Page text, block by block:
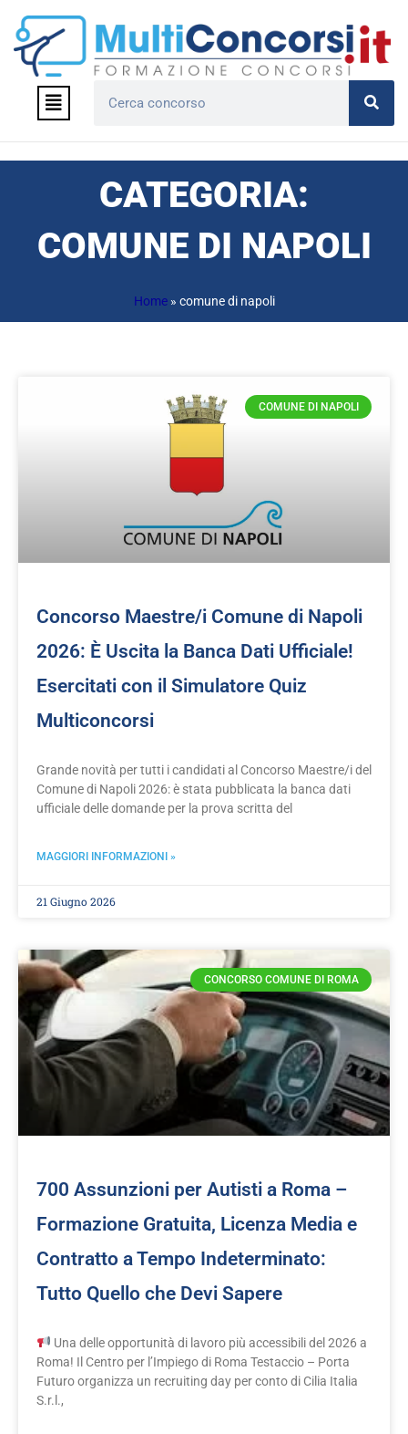
contenuto
Menu
CATEGORIA:
COMUNE DI NAPOLI
Home» comune di napoli
COMUNE DI NAPOLI
Concorso Maestre/i Comune di Napoli
2026: È Uscita la Banca Dati Ufficiale!
Esercitati con il Simulatore Quiz
Multiconcorsi
Grande novità per tutti i candidati al Concorso Maestre/i del
Comune di Napoli 2026: è stata pubblicata la banca dati
ufficiale delle domande per la prova scritta del
MAGGIORI INFORMAZIONI »
21 Giugno 2026
CONCORSO COMUNE DI ROMA
700 Assunzioni per Autisti a Roma –
Formazione Gratuita, Licenza Media e
Contratto a Tempo Indeterminato:
Tutto Quello che Devi Sapere
Una delle opportunità di lavoro più accessibili del 2026 a
Roma! Il Centro per l’Impiego di Roma Testaccio – Porta
Futuro organizza un recruiting day per conto di Cilia Italia
S.r.l.,